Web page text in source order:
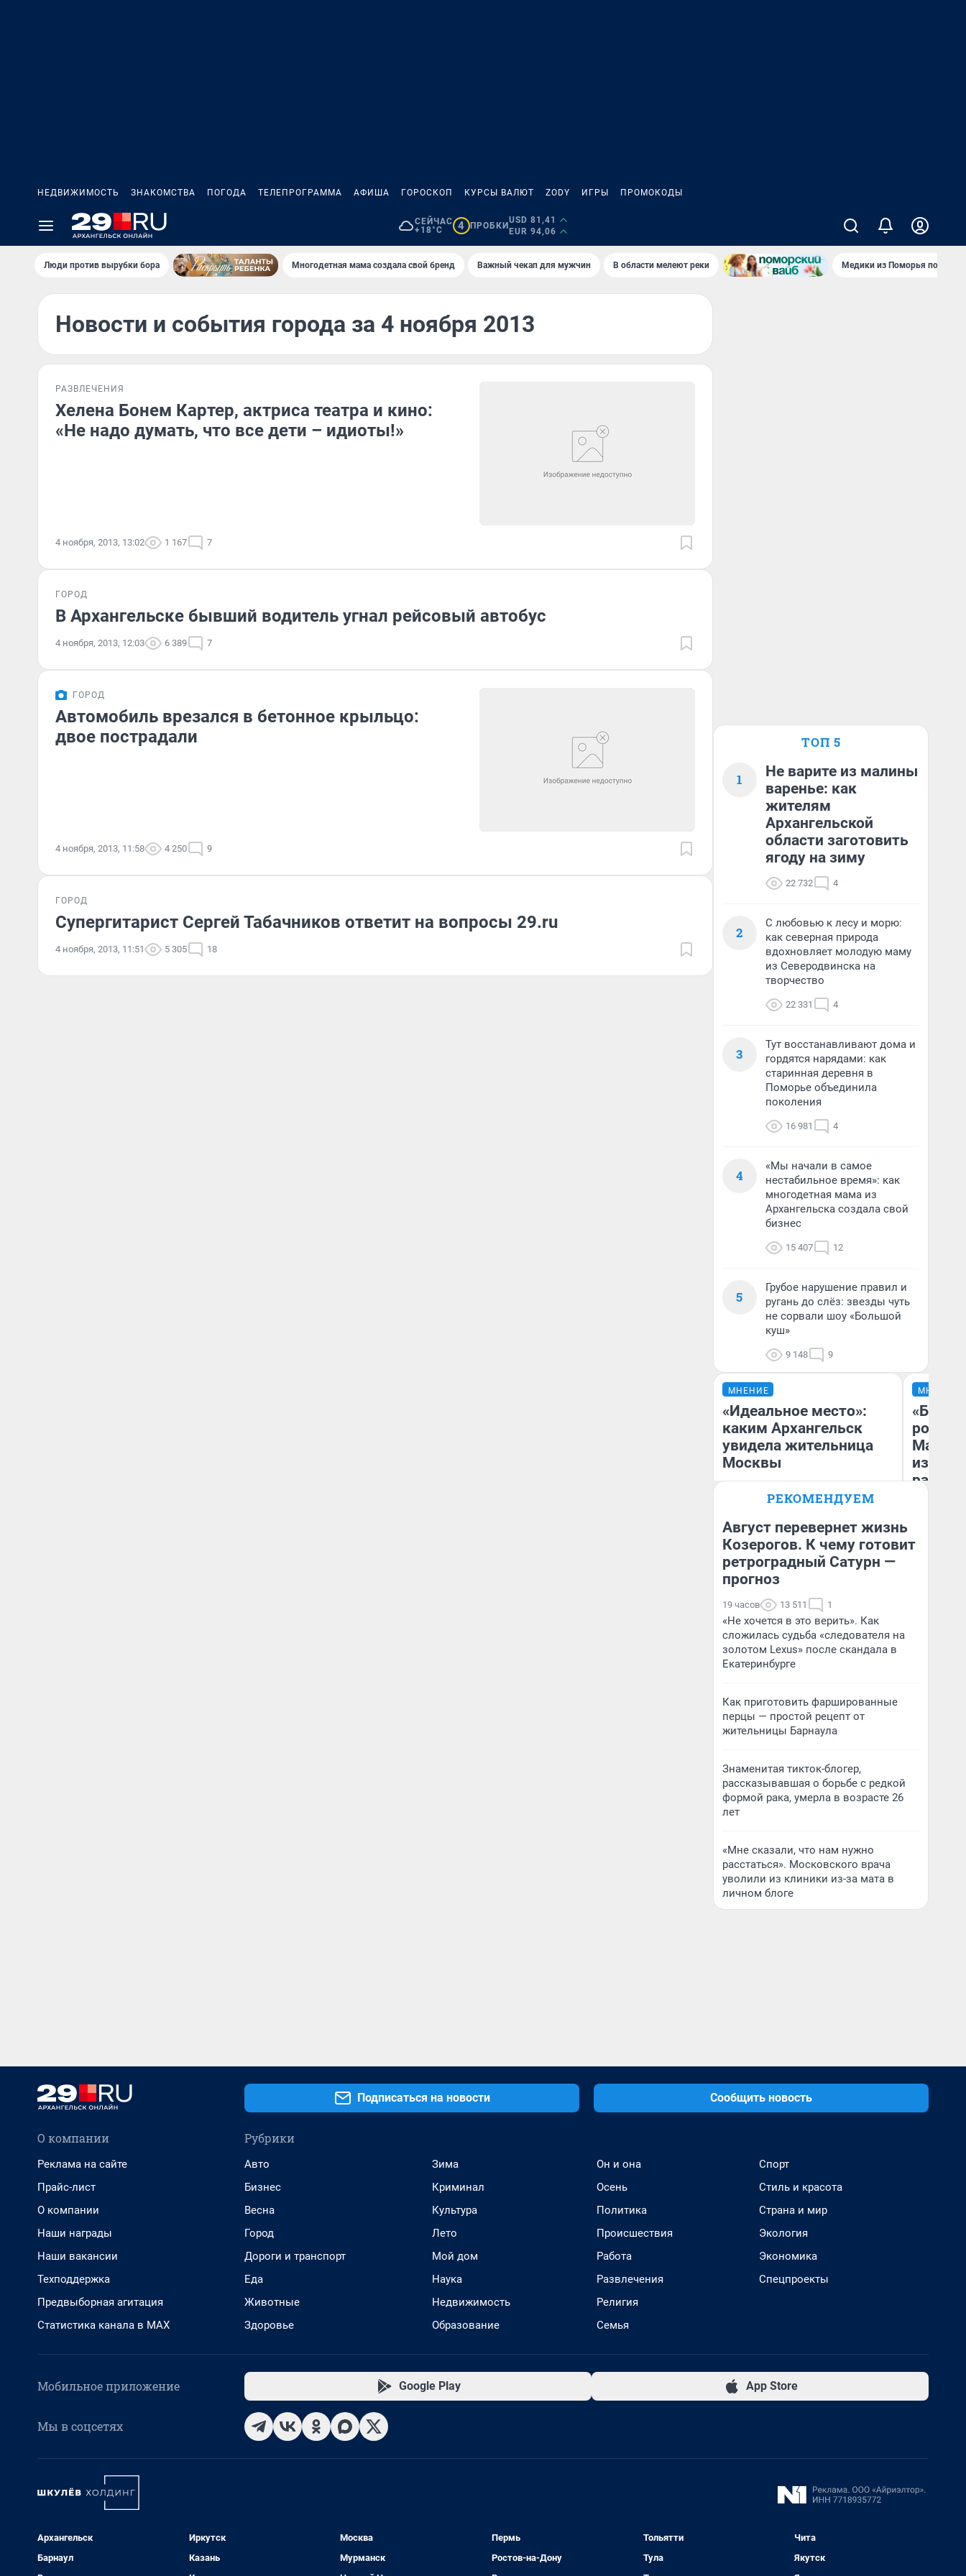
НЕДВИЖИМОСТЬ ЗНАКОМСТВА ПОГОДА ТЕЛЕПРОГРАММА АФИША ГОРОСКОП КУРСЫ ВАЛЮТ ZODY ИГРЫ ПРОМОКОДЫ
СЕЙЧАС
+18°C
4 ПРОБКИ
USD 81,41
EUR 94,06
Люди против вырубки бора Многодетная мама создала свой бренд Важный чекап для мужчин В области мелеют реки Медики из Поморья поехали
Новости и события города за 4 ноября 2013
РАЗВЛЕЧЕНИЯ
Хелена Бонем Картер, актриса театра и кино:
«Не надо думать, что все дети – идиоты!»
4 ноября, 2013, 13:02 1 167 7
ГОРОД
В Архангельске бывший водитель угнал рейсовый автобус
4 ноября, 2013, 12:03 6 389 7
ГОРОД
Автомобиль врезался в бетонное крыльцо:
двое пострадали
4 ноября, 2013, 11:58 4 250 9
ГОРОД
Супергитарист Сергей Табачников ответит на вопросы 29.ru
4 ноября, 2013, 11:51 5 305 18
ТОП 5
1
Не варите из малины
варенье: как
жителям
Архангельской
области заготовить
ягоду на зиму
22 732 4
2
С любовью к лесу и морю:
как северная природа
вдохновляет молодую маму
из Северодвинска на
творчество
22 331 4
3
Тут восстанавливают дома и
гордятся нарядами: как
старинная деревня в
Поморье объединила
поколения
16 981 4
4
«Мы начали в самое
нестабильное время»: как
многодетная мама из
Архангельска создала свой
бизнес
15 407 12
5
Грубое нарушение правил и
ругань до слёз: звезды чуть
не сорвали шоу «Большой
куш»
9 148 9
МНЕНИЕ
«Идеальное место»:
каким Архангельск
увидела жительница
Москвы
Ксения Подобедова
МНЕНИЕ
из
РЕКОМЕНДУЕМ
Август перевернет жизнь
Козерогов. К чему готовит
ретроградный Сатурн —
прогноз
19 часов 13 511 1
«Не хочется в это верить». Как
сложилась судьба «следователя на
золотом Lexus» после скандала в
Екатеринбурге
Как приготовить фаршированные
перцы — простой рецепт от
жительницы Барнаула
Знаменитая тикток-блогер,
рассказывавшая о борьбе с редкой
формой рака, умерла в возрасте 26
лет
«Мне сказали, что нам нужно
расстаться». Московского врача
уволили из клиники из-за мата в
личном блоге
Подписаться на новости Сообщить новость
О компании
Реклама на сайте
Прайс-лист
О компании
Наши награды
Наши вакансии
Техподдержка
Предвыборная агитация
Статистика канала в MAX
Рубрики
Авто
Бизнес
Весна
Город
Дороги и транспорт
Еда
Животные
Здоровье
Зима
Криминал
Культура
Лето
Мой дом
Наука
Недвижимость
Образование
Он и она
Осень
Политика
Происшествия
Работа
Развлечения
Религия
Семья
Спорт
Стиль и красота
Страна и мир
Экология
Экономика
Спецпроекты
Мобильное приложение Google Play App Store
Мы в соцсетях
Архангельск
Барнаул
Иркутск
Казань
Москва
Мурманск
Пермь
Ростов-на-Дону
Тольятти
Тула
Чита
Якутск